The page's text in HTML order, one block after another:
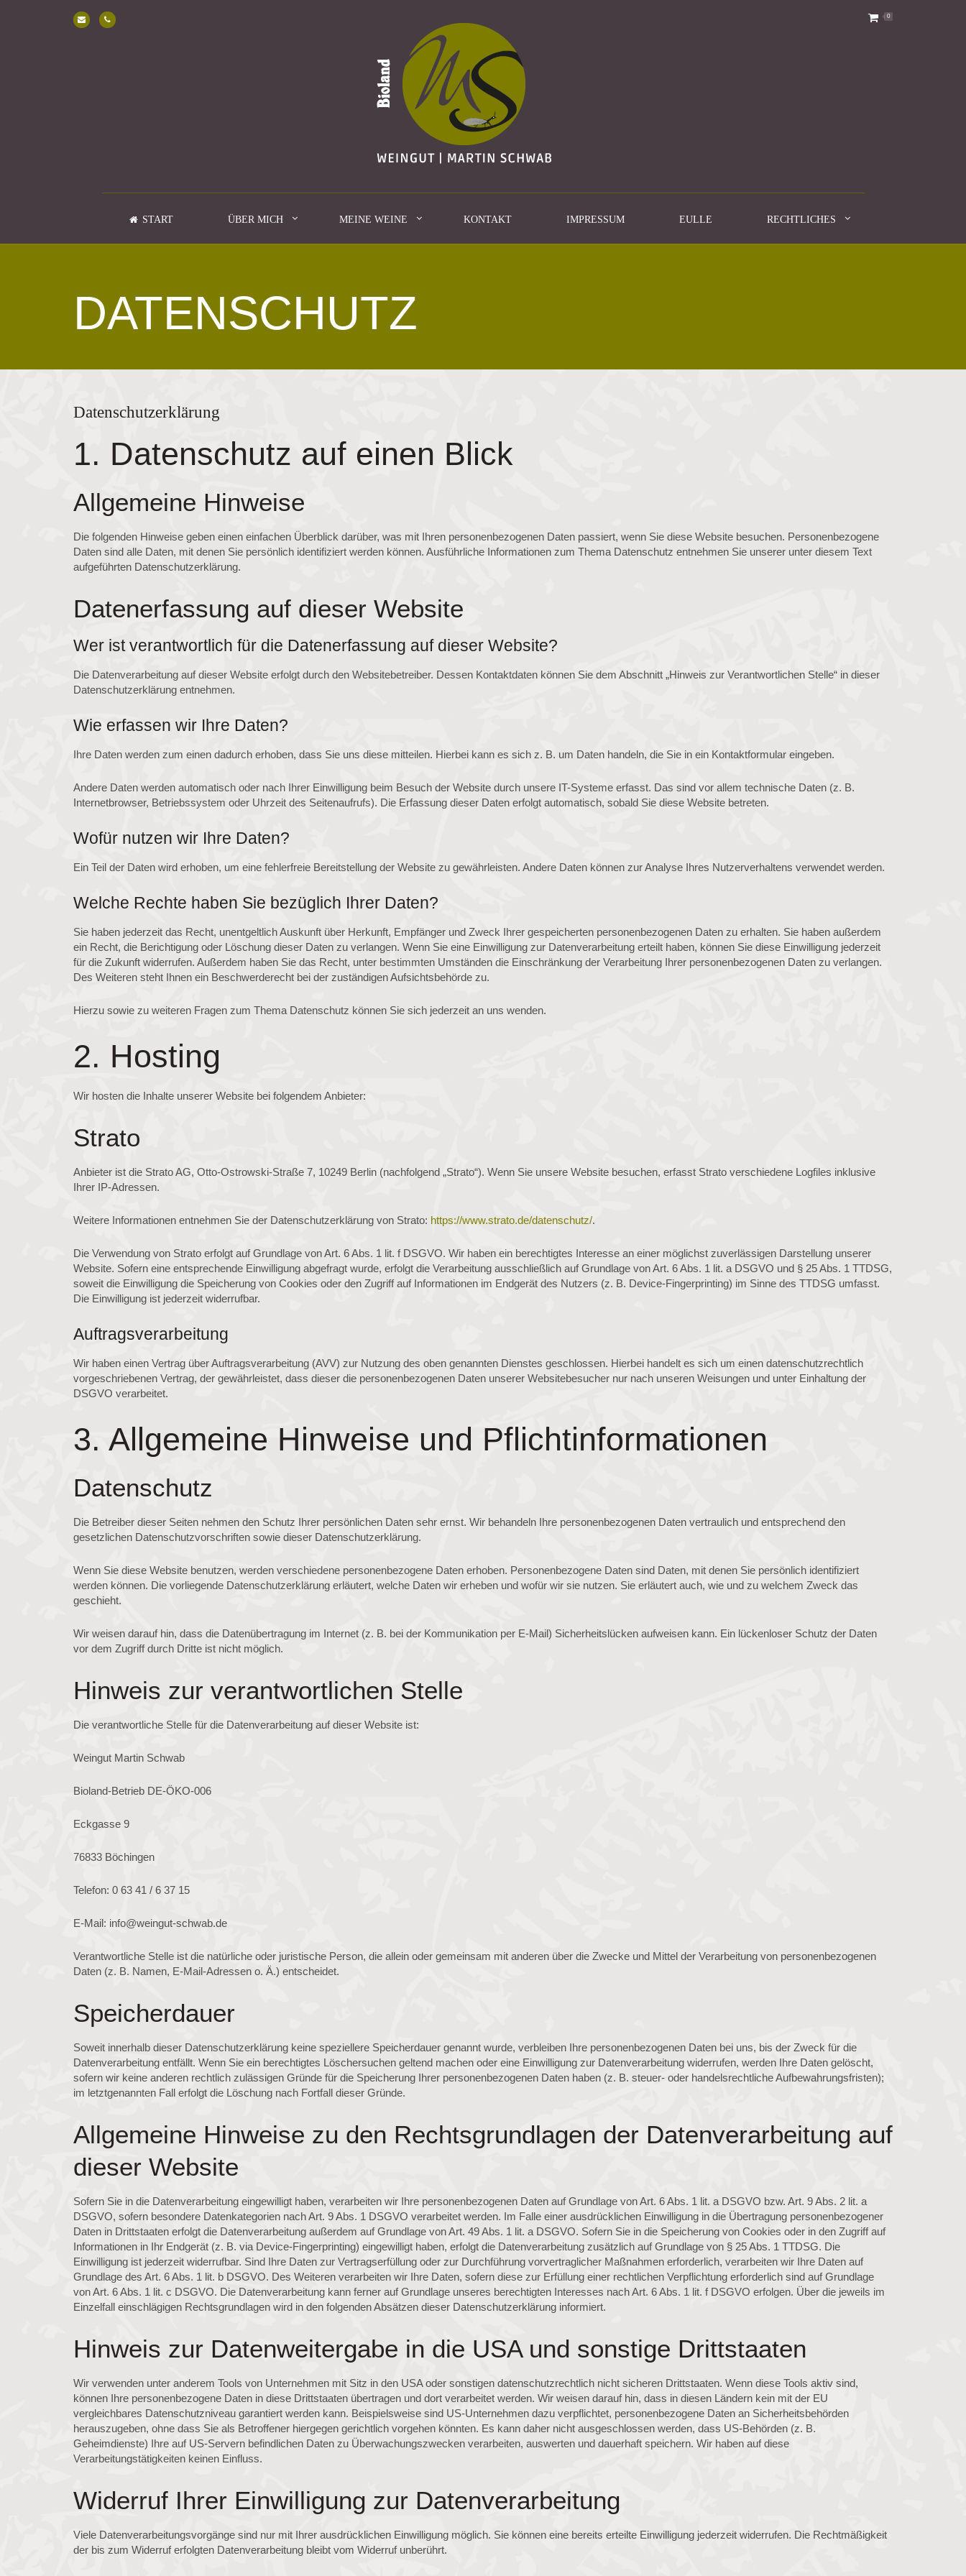
0
START ÜBER MICH MEINE WEINE KONTAKT IMPRESSUM EULLE RECHTLICHES
DATENSCHUTZ
Datenschutzerklärung
1. Datenschutz auf einen Blick
Allgemeine Hinweise
Die folgenden Hinweise geben einen einfachen Überblick darüber, was mit Ihren personenbezogenen Daten passiert, wenn Sie diese Website besuchen. Personenbezogene
Daten sind alle Daten, mit denen Sie persönlich identifiziert werden können. Ausführliche Informationen zum Thema Datenschutz entnehmen Sie unserer unter diesem Text
aufgeführten Datenschutzerklärung.
Datenerfassung auf dieser Website
Wer ist verantwortlich für die Datenerfassung auf dieser Website?
Die Datenverarbeitung auf dieser Website erfolgt durch den Websitebetreiber. Dessen Kontaktdaten können Sie dem Abschnitt „Hinweis zur Verantwortlichen Stelle“ in dieser
Datenschutzerklärung entnehmen.
Wie erfassen wir Ihre Daten?
Ihre Daten werden zum einen dadurch erhoben, dass Sie uns diese mitteilen. Hierbei kann es sich z. B. um Daten handeln, die Sie in ein Kontaktformular eingeben.
Andere Daten werden automatisch oder nach Ihrer Einwilligung beim Besuch der Website durch unsere IT-Systeme erfasst. Das sind vor allem technische Daten (z. B.
Internetbrowser, Betriebssystem oder Uhrzeit des Seitenaufrufs). Die Erfassung dieser Daten erfolgt automatisch, sobald Sie diese Website betreten.
Wofür nutzen wir Ihre Daten?
Ein Teil der Daten wird erhoben, um eine fehlerfreie Bereitstellung der Website zu gewährleisten. Andere Daten können zur Analyse Ihres Nutzerverhaltens verwendet werden.
Welche Rechte haben Sie bezüglich Ihrer Daten?
Sie haben jederzeit das Recht, unentgeltlich Auskunft über Herkunft, Empfänger und Zweck Ihrer gespeicherten personenbezogenen Daten zu erhalten. Sie haben außerdem
ein Recht, die Berichtigung oder Löschung dieser Daten zu verlangen. Wenn Sie eine Einwilligung zur Datenverarbeitung erteilt haben, können Sie diese Einwilligung jederzeit
für die Zukunft widerrufen. Außerdem haben Sie das Recht, unter bestimmten Umständen die Einschränkung der Verarbeitung Ihrer personenbezogenen Daten zu verlangen.
Des Weiteren steht Ihnen ein Beschwerderecht bei der zuständigen Aufsichtsbehörde zu.
Hierzu sowie zu weiteren Fragen zum Thema Datenschutz können Sie sich jederzeit an uns wenden.
2. Hosting
Wir hosten die Inhalte unserer Website bei folgendem Anbieter:
Strato
Anbieter ist die Strato AG, Otto-Ostrowski-Straße 7, 10249 Berlin (nachfolgend „Strato“). Wenn Sie unsere Website besuchen, erfasst Strato verschiedene Logfiles inklusive
Ihrer IP-Adressen.
Weitere Informationen entnehmen Sie der Datenschutzerklärung von Strato: https://www.strato.de/datenschutz/.
Die Verwendung von Strato erfolgt auf Grundlage von Art. 6 Abs. 1 lit. f DSGVO. Wir haben ein berechtigtes Interesse an einer möglichst zuverlässigen Darstellung unserer
Website. Sofern eine entsprechende Einwilligung abgefragt wurde, erfolgt die Verarbeitung ausschließlich auf Grundlage von Art. 6 Abs. 1 lit. a DSGVO und § 25 Abs. 1 TTDSG,
soweit die Einwilligung die Speicherung von Cookies oder den Zugriff auf Informationen im Endgerät des Nutzers (z. B. Device-Fingerprinting) im Sinne des TTDSG umfasst.
Die Einwilligung ist jederzeit widerrufbar.
Auftragsverarbeitung
Wir haben einen Vertrag über Auftragsverarbeitung (AVV) zur Nutzung des oben genannten Dienstes geschlossen. Hierbei handelt es sich um einen datenschutzrechtlich
vorgeschriebenen Vertrag, der gewährleistet, dass dieser die personenbezogenen Daten unserer Websitebesucher nur nach unseren Weisungen und unter Einhaltung der
DSGVO verarbeitet.
3. Allgemeine Hinweise und Pflicht­informationen
Datenschutz
Die Betreiber dieser Seiten nehmen den Schutz Ihrer persönlichen Daten sehr ernst. Wir behandeln Ihre personenbezogenen Daten vertraulich und entsprechend den
gesetzlichen Datenschutzvorschriften sowie dieser Datenschutzerklärung.
Wenn Sie diese Website benutzen, werden verschiedene personenbezogene Daten erhoben. Personenbezogene Daten sind Daten, mit denen Sie persönlich identifiziert
werden können. Die vorliegende Datenschutzerklärung erläutert, welche Daten wir erheben und wofür wir sie nutzen. Sie erläutert auch, wie und zu welchem Zweck das
geschieht.
Wir weisen darauf hin, dass die Datenübertragung im Internet (z. B. bei der Kommunikation per E-Mail) Sicherheitslücken aufweisen kann. Ein lückenloser Schutz der Daten
vor dem Zugriff durch Dritte ist nicht möglich.
Hinweis zur verantwortlichen Stelle
Die verantwortliche Stelle für die Datenverarbeitung auf dieser Website ist:
Weingut Martin Schwab
Bioland-Betrieb DE-ÖKO-006
Eckgasse 9
76833 Böchingen
Telefon: 0 63 41 / 6 37 15
E-Mail: info@weingut-schwab.de
Verantwortliche Stelle ist die natürliche oder juristische Person, die allein oder gemeinsam mit anderen über die Zwecke und Mittel der Verarbeitung von personenbezogenen
Daten (z. B. Namen, E-Mail-Adressen o. Ä.) entscheidet.
Speicherdauer
Soweit innerhalb dieser Datenschutzerklärung keine speziellere Speicherdauer genannt wurde, verbleiben Ihre personenbezogenen Daten bei uns, bis der Zweck für die
Datenverarbeitung entfällt. Wenn Sie ein berechtigtes Löschersuchen geltend machen oder eine Einwilligung zur Datenverarbeitung widerrufen, werden Ihre Daten gelöscht,
sofern wir keine anderen rechtlich zulässigen Gründe für die Speicherung Ihrer personenbezogenen Daten haben (z. B. steuer- oder handelsrechtliche Aufbewahrungsfristen);
im letztgenannten Fall erfolgt die Löschung nach Fortfall dieser Gründe.
Allgemeine Hinweise zu den Rechtsgrundlagen der Datenverarbeitung auf
dieser Website
Sofern Sie in die Datenverarbeitung eingewilligt haben, verarbeiten wir Ihre personenbezogenen Daten auf Grundlage von Art. 6 Abs. 1 lit. a DSGVO bzw. Art. 9 Abs. 2 lit. a
DSGVO, sofern besondere Datenkategorien nach Art. 9 Abs. 1 DSGVO verarbeitet werden. Im Falle einer ausdrücklichen Einwilligung in die Übertragung personenbezogener
Daten in Drittstaaten erfolgt die Datenverarbeitung außerdem auf Grundlage von Art. 49 Abs. 1 lit. a DSGVO. Sofern Sie in die Speicherung von Cookies oder in den Zugriff auf
Informationen in Ihr Endgerät (z. B. via Device-Fingerprinting) eingewilligt haben, erfolgt die Datenverarbeitung zusätzlich auf Grundlage von § 25 Abs. 1 TTDSG. Die
Einwilligung ist jederzeit widerrufbar. Sind Ihre Daten zur Vertragserfüllung oder zur Durchführung vorvertraglicher Maßnahmen erforderlich, verarbeiten wir Ihre Daten auf
Grundlage des Art. 6 Abs. 1 lit. b DSGVO. Des Weiteren verarbeiten wir Ihre Daten, sofern diese zur Erfüllung einer rechtlichen Verpflichtung erforderlich sind auf Grundlage
von Art. 6 Abs. 1 lit. c DSGVO. Die Datenverarbeitung kann ferner auf Grundlage unseres berechtigten Interesses nach Art. 6 Abs. 1 lit. f DSGVO erfolgen. Über die jeweils im
Einzelfall einschlägigen Rechtsgrundlagen wird in den folgenden Absätzen dieser Datenschutzerklärung informiert.
Hinweis zur Datenweitergabe in die USA und sonstige Drittstaaten
Wir verwenden unter anderem Tools von Unternehmen mit Sitz in den USA oder sonstigen datenschutzrechtlich nicht sicheren Drittstaaten. Wenn diese Tools aktiv sind,
können Ihre personenbezogene Daten in diese Drittstaaten übertragen und dort verarbeitet werden. Wir weisen darauf hin, dass in diesen Ländern kein mit der EU
vergleichbares Datenschutzniveau garantiert werden kann. Beispielsweise sind US-Unternehmen dazu verpflichtet, personenbezogene Daten an Sicherheitsbehörden
herauszugeben, ohne dass Sie als Betroffener hiergegen gerichtlich vorgehen könnten. Es kann daher nicht ausgeschlossen werden, dass US-Behörden (z. B.
Geheimdienste) Ihre auf US-Servern befindlichen Daten zu Überwachungszwecken verarbeiten, auswerten und dauerhaft speichern. Wir haben auf diese
Verarbeitungstätigkeiten keinen Einfluss.
Widerruf Ihrer Einwilligung zur Datenverarbeitung
Viele Datenverarbeitungsvorgänge sind nur mit Ihrer ausdrücklichen Einwilligung möglich. Sie können eine bereits erteilte Einwilligung jederzeit widerrufen. Die Rechtmäßigkeit
der bis zum Widerruf erfolgten Datenverarbeitung bleibt vom Widerruf unberührt.